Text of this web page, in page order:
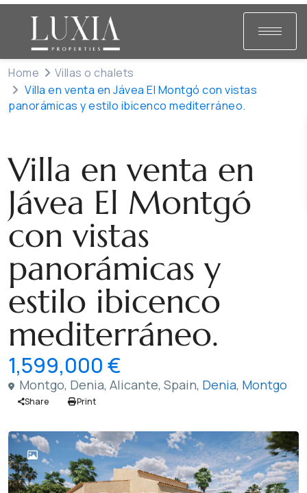
Home
Villas o chalets
Villa en venta en Jávea El Montgó con vistas
panorámicas y estilo ibicenco mediterráneo.
Villa en venta en
Jávea El Montgó
con vistas
panorámicas y
estilo ibicenco
mediterráneo.
1,599,000 €
Montgo, Denia, Alicante, Spain, Denia, Montgo
Share Print